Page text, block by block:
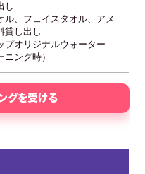
し
ル、フェイスタオル、アメ
貸し出し
プオリジナルウォーター
ニング時）
グを受ける